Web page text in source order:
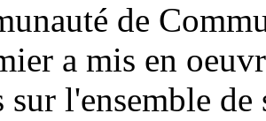
de
a mis en
sur l'ensemble